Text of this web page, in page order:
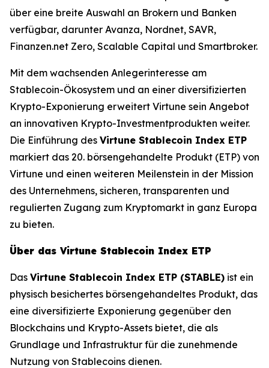
über eine breite Auswahl an Brokern und Banken
verfügbar, darunter Avanza, Nordnet, SAVR,
Finanzen.net Zero, Scalable Capital und Smartbroker.
Mit dem wachsenden Anlegerinteresse am
Stablecoin-Ökosystem und an einer diversifizierten
Krypto-Exponierung erweitert Virtune sein Angebot
an innovativen Krypto-Investmentprodukten weiter.
Die Einführung des Virtune Stablecoin Index ETP
markiert das 20. börsengehandelte Produkt (ETP) von
Virtune und einen weiteren Meilenstein in der Mission
des Unternehmens, sicheren, transparenten und
regulierten Zugang zum Kryptomarkt in ganz Europa
zu bieten.
Über das Virtune Stablecoin Index ETP
Das Virtune Stablecoin Index ETP (STABLE) ist ein
physisch besichertes börsengehandeltes Produkt, das
eine diversifizierte Exponierung gegenüber den
Blockchains und Krypto-Assets bietet, die als
Grundlage und Infrastruktur für die zunehmende
Nutzung von Stablecoins dienen.